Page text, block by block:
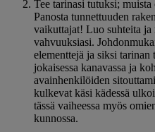
Tee tarinasi tutuksi;
Panosta tunnettuuden
vaikuttajat! Luo suhteita
vahvuuksiasi.
elementtejä ja siksi tarinan
jokaisessa kanavassa ja
avainhenkilöiden
kulkevat käsi kädessä
tässä vaiheessa myös
kunnossa.